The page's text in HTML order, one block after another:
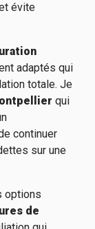
évite
adaptés qui
totale. Je
qui
continuer
sur une
options
de